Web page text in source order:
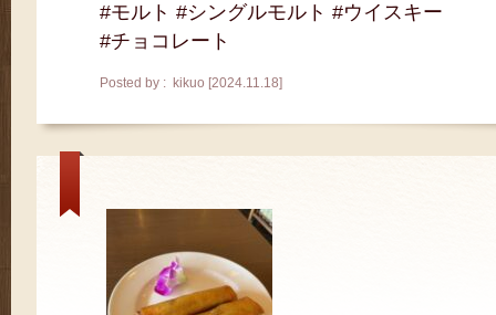
#モルト #シングルモルト #ウイスキー
#チョコレート
Posted by : kikuo [2024.11.18]